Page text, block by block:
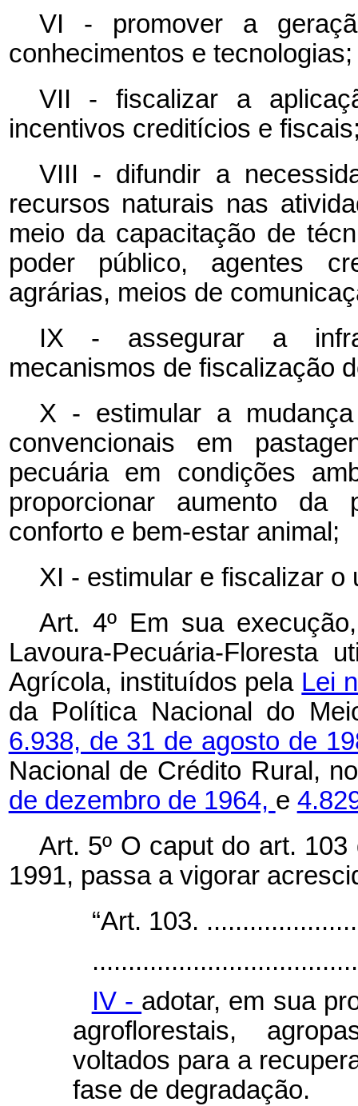
VI - promover a
conhecimentos e tecnologias;
VII - fiscalizar a
incentivos creditícios e
VIII - difundir a
recursos naturais nas
meio da capacitação de
poder público, agentes
agrárias, meios de
IX - assegurar a
mecanismos de fiscalização
X - estimular a
convencionais em
pecuária em condições
proporcionar aumento da
conforto e bem-estar animal;
XI - estimular e fiscalizar
Art. 4º Em sua
Lavoura-Pecuária-Floresta
Agrícola, instituídos pela Lei
da Política Nacional do
6.938, de 31 de agosto de
Nacional de Crédito Rural,
de dezembro de 1964, e
Art. 5º O caput do art. 103
1991, passa a vigorar
“Art. 103.
IV - adotar, em sua
agroflorestais,
voltados para a
fase de degradação.